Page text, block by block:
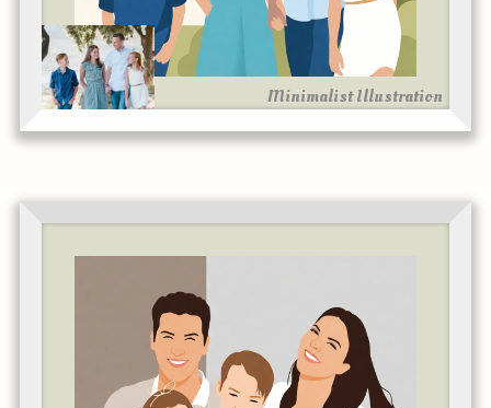
Minimalist Illustration